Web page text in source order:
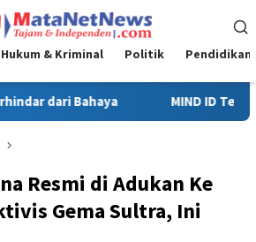
Hukum & Kriminal Politik Pendidikan
Dukungan Penuh Bagi PT Vale di
Resmi di Adukan Ke
Gema Sultra, Ini